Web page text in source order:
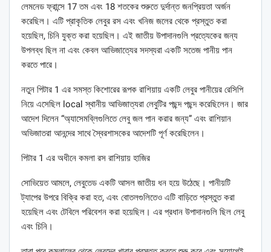
লেমনেড ফ্রান্সে 17 তম এবং 18 শতকের শুরুতে দুর্দান্ত জনপ্রিয়তা অর্জন
করেছিল। এটি প্রাকৃতিক লেবুর রস এবং খনিজ জলের থেকে প্রস্তুত করা
হয়েছিল, চিনি যুক্ত করা হয়েছিল। এই জাতীয় উপাদানগুলি প্রত্যেকের জন্য
উপলব্ধ ছিল না এবং কেবল আভিজাত্যের সদস্যরা একটি সতেজ পানীয় পান
করতে পারে।
নতুন পিটার 1 এর সমস্ত কিশোরের রূপক রাশিয়ায় একটি লেবুর পানীয়ের রেসিপি
নিয়ে এসেছিল local স্থানীয় আভিজাত্যরা লেবুটির পছন্দ পছন্দ করেছিলেন। জার
আদেশ দিলেন “অ্যাসেমব্লিগুলিতে লেবু জল পান করার জন্য” এবং রাশিয়ান
অভিজাতরা আনন্দের সাথে স্বৈরশাসকের আদেশটি পূর্ণ করেছিলেন।
পিটার 1 এর অধীনে কমলা রস রাশিয়ায় হাজির
সোভিয়েত আমলে, লেবুতেড একটি আসল জাতীয় ধন হয়ে উঠেছে। পানীয়টি
ট্যাপের উপরে বিক্রি করা হত, এবং বোতলগুলিতেও এটি বাড়িতে প্রস্তুত করা
হয়েছিল এবং টেবিলে পরিবেশন করা হয়েছিল। এর প্রধান উপাদানগুলি ছিল লেবু
এবং চিনি।